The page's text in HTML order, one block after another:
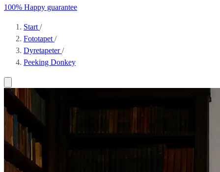
100% Happy guarantee
Start /
Fototapet /
Dyretapeter/
Peeking Donkey